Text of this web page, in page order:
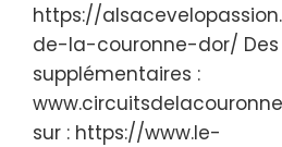
https://
de-la-couronne-dor/ Des
supplémentaires :
sur : https://www.le-